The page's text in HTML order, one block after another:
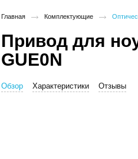
Главная Комплектующие
Привод для
GUE0N
Обзор Характеристики Отзывы